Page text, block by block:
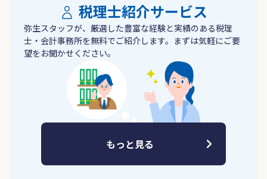
税理士紹介サービス
弥生スタッフが、厳選した豊富な経験と実績のある税理
士・会計事務所を無料でご紹介します。まずは気軽にご要
望をお聞かせください。
もっと見る